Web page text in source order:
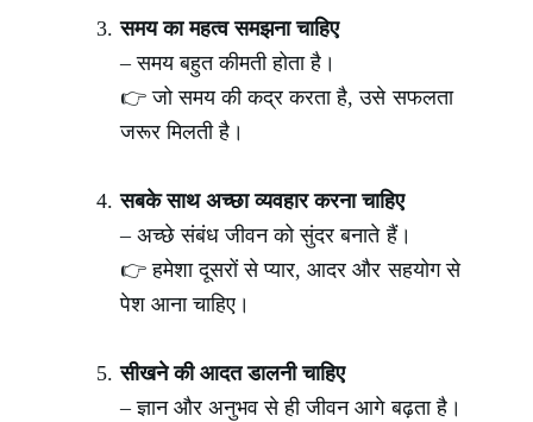
समय का महत्व समझना चाहिए
– समय बहुत कीमती होता है।
👉 जो समय की कद्र करता है, उसे सफलता
जरूर मिलती है।
सबके साथ अच्छा व्यवहार करना चाहिए
– अच्छे संबंध जीवन को सुंदर बनाते हैं।
👉 हमेशा दूसरों से प्यार, आदर और सहयोग से
पेश आना चाहिए।
सीखने की आदत डालनी चाहिए
– ज्ञान और अनुभव से ही जीवन आगे बढ़ता है।